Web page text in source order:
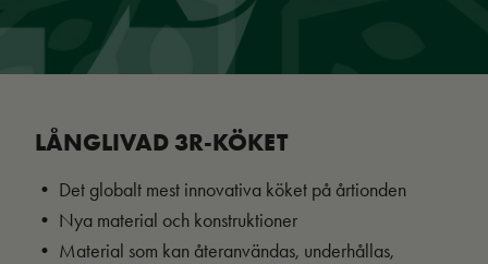
LÅNGLIVAD 3R-KÖKET
• Det globalt mest innovativa köket på årtionden
• Nya material och konstruktioner
• Material som kan återanvändas, underhållas,